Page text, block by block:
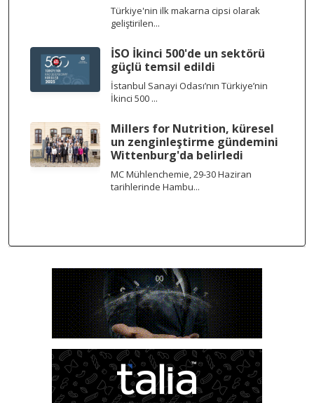
Türkiye'nin ilk makarna cipsi olarak
geliştirilen...
İSO İkinci 500'de un sektörü
güçlü temsil edildi
İstanbul Sanayi Odası’nın Türkiye’nin
İkinci 500 ...
Millers for Nutrition, küresel
un zenginleştirme gündemini
Wittenburg'da belirledi
MC Mühlenchemie, 29-30 Haziran
tarihlerinde Hambu...